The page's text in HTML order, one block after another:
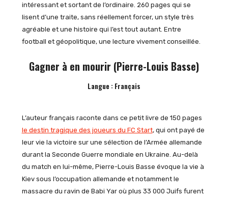
intéressant et sortant de l’ordinaire. 260 pages qui se
lisent d’une traite, sans réellement forcer, un style très
agréable et une histoire qui l’est tout autant. Entre
football et géopolitique, une lecture vivement conseillée.
Gagner à en mourir (Pierre-Louis Basse)
Langue : Français
L’auteur français raconte dans ce petit livre de 150 pages
le destin tragique des joueurs du FC Start, qui ont payé de
leur vie la victoire sur une sélection de l’Armée allemande
durant la Seconde Guerre mondiale en Ukraine. Au-delà
du match en lui-même, Pierre-Louis Basse évoque la vie à
Kiev sous l’occupation allemande et notamment le
massacre du ravin de Babi Yar où plus 33 000 Juifs furent